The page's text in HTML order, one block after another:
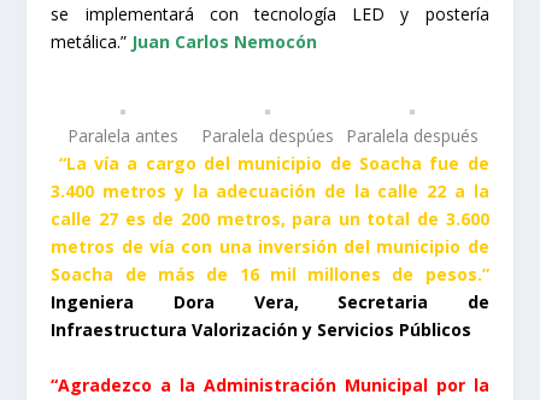
se implementará con tecnología LED y postería
metálica.” Juan Carlos Nemocón
Paralela antes Paralela despúes
Paralela después
“La vía a cargo del municipio de Soacha fue de
3.400 metros y la adecuación de la calle 22 a la
calle 27 es de 200 metros, para un total de 3.600
metros de vía con una inversión del municipio de
Soacha de más de 16 mil millones de pesos.”
Ingeniera Dora Vera, Secretaria de
Infraestructura Valorización y Servicios Públicos
“Agradezco a la Administración Municipal por la